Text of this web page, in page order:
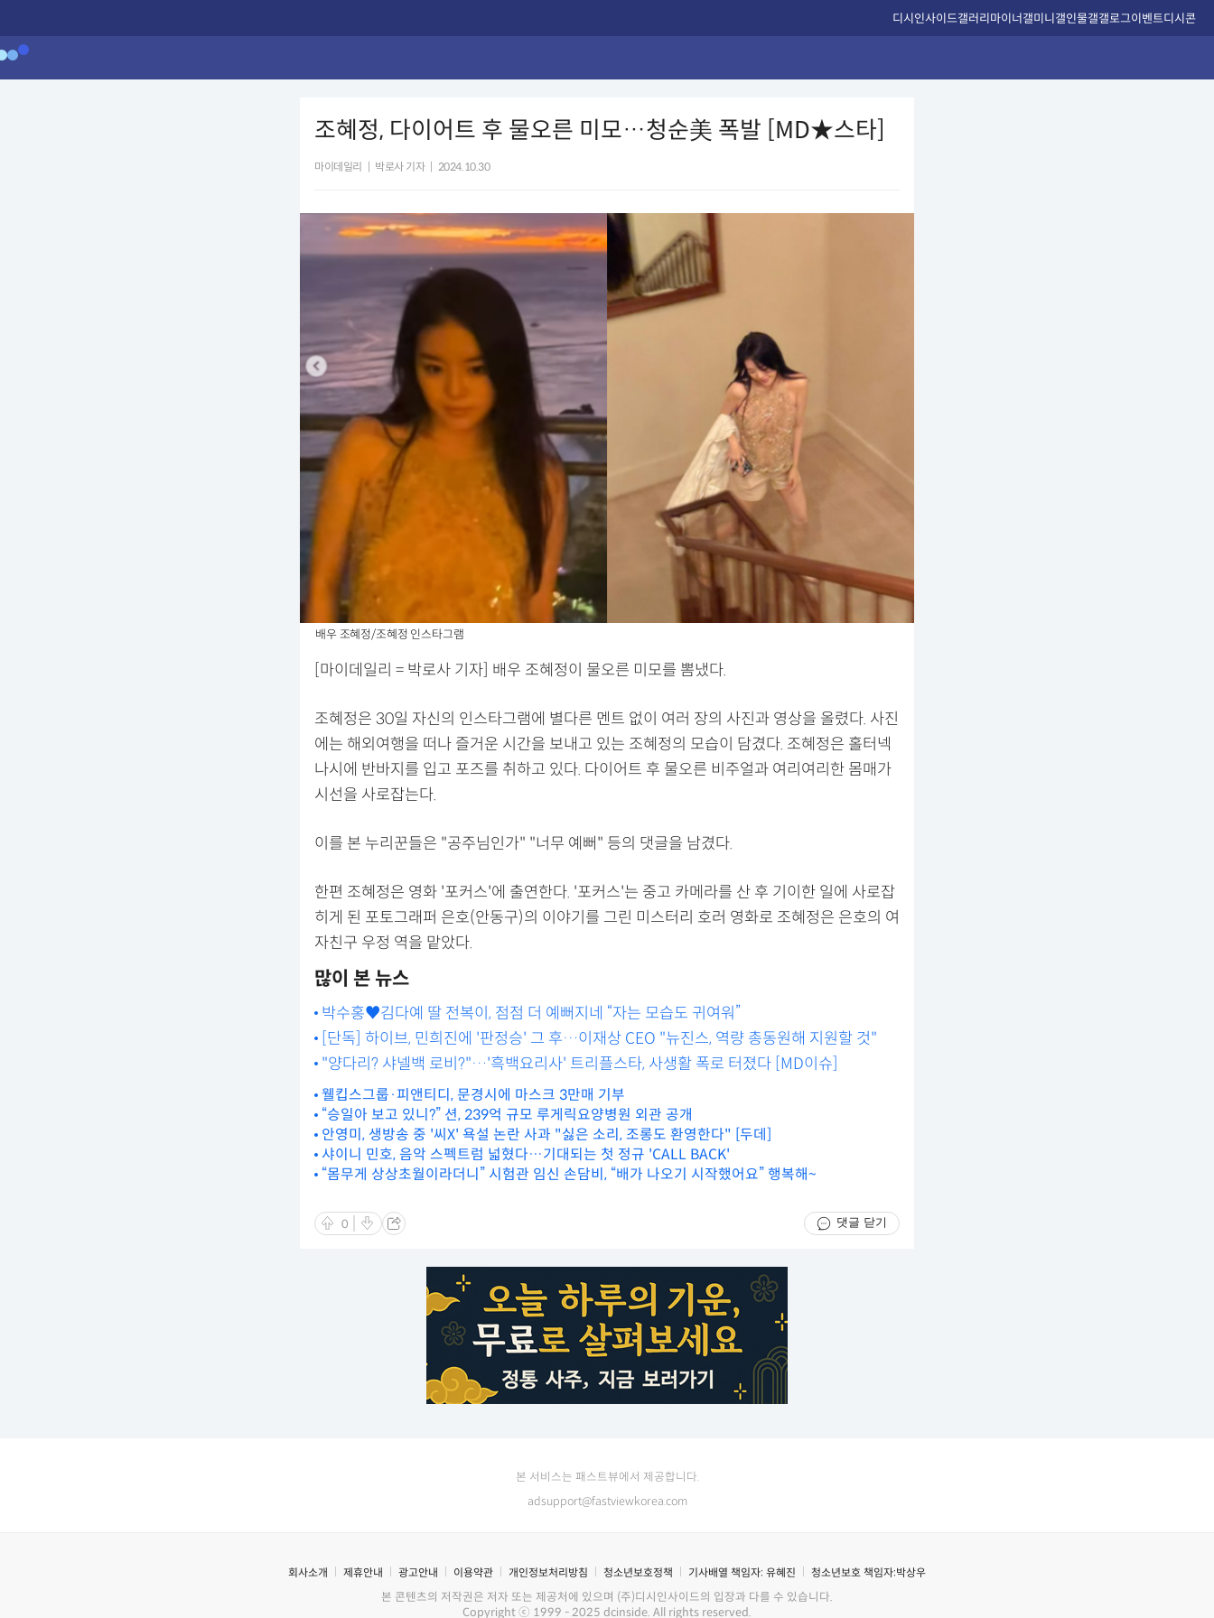
디시인사이드갤러리마이너갤미니갤인물갤갤로그이벤트디시콘
조혜정, 다이어트 후 물오른 미모…청순美 폭발 [MD★스타]
마이데일리 박로사 기자 2024.10.30
배우 조혜정/조혜정 인스타그램
[마이데일리 = 박로사 기자] 배우 조혜정이 물오른 미모를 뽐냈다.
조혜정은 30일 자신의 인스타그램에 별다른 멘트 없이 여러 장의 사진과 영상을 올렸다. 사진
에는 해외여행을 떠나 즐거운 시간을 보내고 있는 조혜정의 모습이 담겼다. 조혜정은 홀터넥
나시에 반바지를 입고 포즈를 취하고 있다. 다이어트 후 물오른 비주얼과 여리여리한 몸매가
시선을 사로잡는다.
이를 본 누리꾼들은 "공주님인가" "너무 예뻐" 등의 댓글을 남겼다.
한편 조혜정은 영화 '포커스'에 출연한다. '포커스'는 중고 카메라를 산 후 기이한 일에 사로잡
히게 된 포토그래퍼 은호(안동구)의 이야기를 그린 미스터리 호러 영화로 조혜정은 은호의 여
자친구 우정 역을 맡았다.
많이 본 뉴스
박수홍♥김다예 딸 전복이, 점점 더 예뻐지네 “자는 모습도 귀여워”
[단독] 하이브, 민희진에 '판정승' 그 후…이재상 CEO "뉴진스, 역량 총동원해 지원할 것"
"양다리? 샤넬백 로비?"…'흑백요리사' 트리플스타, 사생활 폭로 터졌다 [MD이슈]
웰킵스그룹·피앤티디, 문경시에 마스크 3만매 기부
“승일아 보고 있니?” 션, 239억 규모 루게릭요양병원 외관 공개
안영미, 생방송 중 '씨X' 욕설 논란 사과 "싫은 소리, 조롱도 환영한다" [두데]
샤이니 민호, 음악 스펙트럼 넓혔다…기대되는 첫 정규 'CALL BACK'
“몸무게 상상초월이라더니” 시험관 임신 손담비, “배가 나오기 시작했어요” 행복해~
0 댓글 닫기
본 서비스는 패스트뷰에서 제공합니다.
adsupport@fastviewkorea.com
회사소개 제휴안내 광고안내 이용약관 개인정보처리방침 청소년보호정책 기사배열 책임자: 유혜진 청소년보호 책임자:박상우
본 콘텐츠의 저작권은 저자 또는 제공처에 있으며 (주)디시인사이드의 입장과 다를 수 있습니다.
Copyright ⓒ 1999 - 2025 dcinside. All rights reserved.